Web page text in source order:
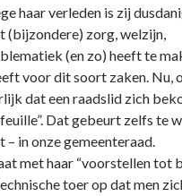
haar verleden is zij
(bijzondere) zorg, welzijn,
(en zo) heeft te
voor dit soort zaken. Nu,
dat een raadslid zich
Dat gebeurt zelfs te
– in onze gemeenteraad.
met haar “voorstellen tot
toer op dat men